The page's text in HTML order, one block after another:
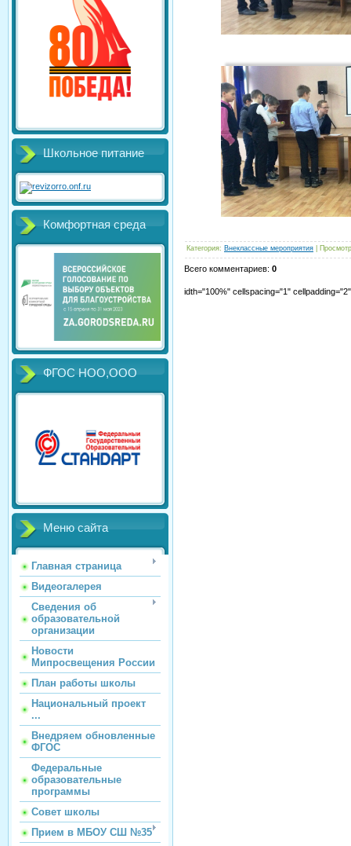
Школьное питание
Комфортная среда
ФГОС НОО,ООО
Меню сайта
Главная страница
Видеогалерея
Сведения об
образовательной
организации
Новости
Мипросвещения России
План работы школы
Национальный проект
...
Внедряем обновленные
ФГОС
Федеральные
образовательные
программы
Совет школы
Прием в МБОУ СШ №35
Категория: Внеклассные мероприятия
Всего комментариев: 0
idth="100%" cellspacing="1"